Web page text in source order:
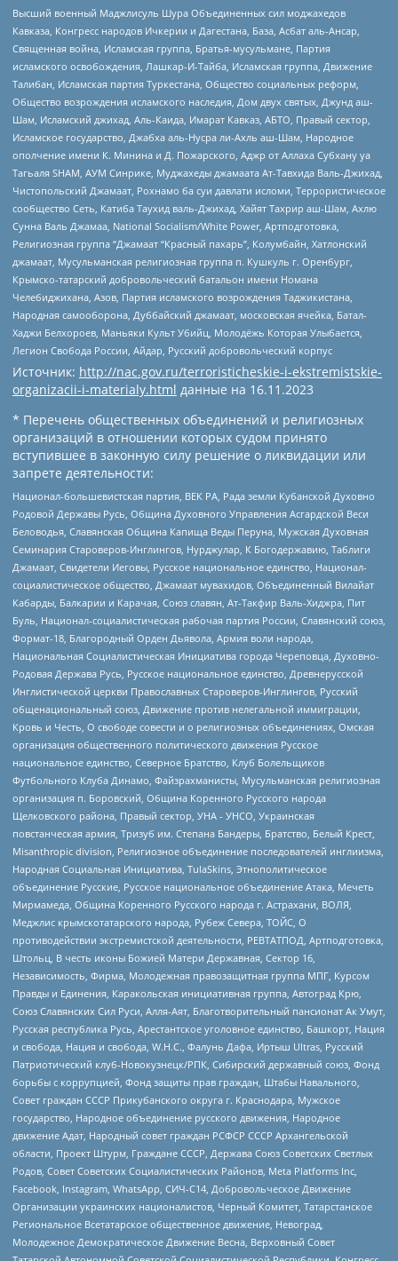
Высший военный Маджлисуль Шура Объединенных сил моджахедов
Кавказа, Конгресс народов Ичкерии и Дагестана, База, Асбат аль-Ансар,
Священная война, Исламская группа, Братья-мусульмане, Партия
исламского освобождения, Лашкар-И-Тайба, Исламская группа, Движение
Талибан, Исламская партия Туркестана, Общество социальных реформ,
Общество возрождения исламского наследия, Дом двух святых, Джунд аш-
Шам, Исламский джихад, Аль-Каида, Имарат Кавказ, АБТО, Правый сектор,
Исламское государство, Джабха аль-Нусра ли-Ахль аш-Шам, Народное
ополчение имени К. Минина и Д. Пожарского, Аджр от Аллаха Субхану уа
Тагьаля SHAM, АУМ Синрике, Муджахеды джамаата Ат-Тавхида Валь-Джихад,
Чистопольский Джамаат, Рохнамо ба суи давлати исломи, Террористическое
сообщество Сеть, Катиба Таухид валь-Джихад, Хайят Тахрир аш-Шам, Ахлю
Сунна Валь Джамаа, National Socialism/White Power, Артподготовка,
Религиозная группа “Джамаат “Красный пахарь”, Колумбайн, Хатлонский
джамаат, Мусульманская религиозная группа п. Кушкуль г. Оренбург,
Крымско-татарский добровольческий батальон имени Номана
Челебиджихана, Азов, Партия исламского возрождения Таджикистана,
Народная самооборона, Дуббайский джамаат, московская ячейка, Батал-
Хаджи Белхороев, Маньяки Культ Убийц, Молодёжь Которая Улыбается,
Легион Свобода России, Айдар, Русский добровольческий корпус
Источник: http://nac.gov.ru/terroristicheskie-i-ekstremistskie-
organizacii-i-materialy.html данные на 16.11.2023
* Перечень общественных объединений и религиозных
организаций в отношении которых судом принято
вступившее в законную силу решение о ликвидации или
запрете деятельности:
Национал-большевистская партия, ВЕК РА, Рада земли Кубанской Духовно
Родовой Державы Русь, Община Духовного Управления Асгардской Веси
Беловодья, Славянская Община Капища Веды Перуна, Мужская Духовная
Семинария Староверов-Инглингов, Нурджулар, К Богодержавию, Таблиги
Джамаат, Свидетели Иеговы, Русское национальное единство, Национал-
социалистическое общество, Джамаат мувахидов, Объединенный Вилайат
Кабарды, Балкарии и Карачая, Союз славян, Ат-Такфир Валь-Хиджра, Пит
Буль, Национал-социалистическая рабочая партия России, Славянский союз,
Формат-18, Благородный Орден Дьявола, Армия воли народа,
Национальная Социалистическая Инициатива города Череповца, Духовно-
Родовая Держава Русь, Русское национальное единство, Древнерусской
Инглистической церкви Православных Староверов-Инглингов, Русский
общенациональный союз, Движение против нелегальной иммиграции,
Кровь и Честь, О свободе совести и о религиозных объединениях, Омская
организация общественного политического движения Русское
национальное единство, Северное Братство, Клуб Болельщиков
Футбольного Клуба Динамо, Файзрахманисты, Мусульманская религиозная
организация п. Боровский, Община Коренного Русского народа
Щелковского района, Правый сектор, УНА - УНСО, Украинская
повстанческая армия, Тризуб им. Степана Бандеры, Братство, Белый Крест,
Misanthropic division, Религиозное объединение последователей инглиизма,
Народная Социальная Инициатива, TulaSkins, Этнополитическое
объединение Русские, Русское национальное объединение Атака, Мечеть
Мирмамеда, Община Коренного Русского народа г. Астрахани, ВОЛЯ,
Меджлис крымскотатарского народа, Рубеж Севера, ТОЙС, О
противодействии экстремистской деятельности, РЕВТАТПОД, Артподготовка,
Штольц, В честь иконы Божией Матери Державная, Сектор 16,
Независимость, Фирма, Молодежная правозащитная группа МПГ, Курсом
Правды и Единения, Каракольская инициативная группа, Автоград Крю,
Союз Славянских Сил Руси, Алля-Аят, Благотворительный пансионат Ак Умут,
Русская республика Русь, Арестантское уголовное единство, Башкорт, Нация
и свобода, Нация и свобода, W.H.С., Фалунь Дафа, Иртыш Ultras, Русский
Патриотический клуб-Новокузнецк/РПК, Сибирский державный союз, Фонд
борьбы с коррупцией, Фонд защиты прав граждан, Штабы Навального,
Совет граждан СССР Прикубанского округа г. Краснодара, Мужское
государство, Народное объединение русского движения, Народное
движение Адат, Народный совет граждан РСФСР СССР Архангельской
области, Проект Штурм, Граждане СССР, Держава Союз Советских Светлых
Родов, Совет Советских Социалистических Районов, Meta Platforms Inc,
Facebook, Instagram, WhatsApp, СИЧ-С14, Добровольческое Движение
Организации украинских националистов, Черный Комитет, Татарстанское
Региональное Всетатарское общественное движение, Невоград,
Молодежное Демократическое Движение Весна, Верховный Совет